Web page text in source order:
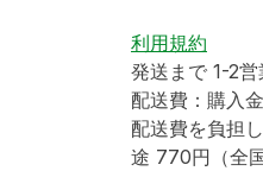
利用規約
発送まで 1-2営
配送費：購入
配送費を負担
途 770円（全